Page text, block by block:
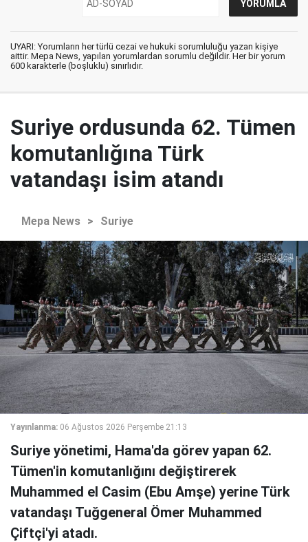
UYARI: Yorumların her türlü cezai ve hukuki sorumluluğu yazan kişiye
aittir. Mepa News, yapılan yorumlardan sorumlu değildir. Her bir yorum
600 karakterle (boşluklu) sınırlıdır.
Suriye ordusunda 62. Tümen
komutanlığına Türk
vatandaşı isim atandı
Mepa News > Suriye
Yayınlanma: 06 Ağustos 2026 Perşembe 21:13
Suriye yönetimi, Hama'da görev yapan 62.
Tümen'in komutanlığını değiştirerek
Muhammed el Casim (Ebu Amşe) yerine Türk
vatandaşı Tuğgeneral Ömer Muhammed
Çiftçi'yi atadı.